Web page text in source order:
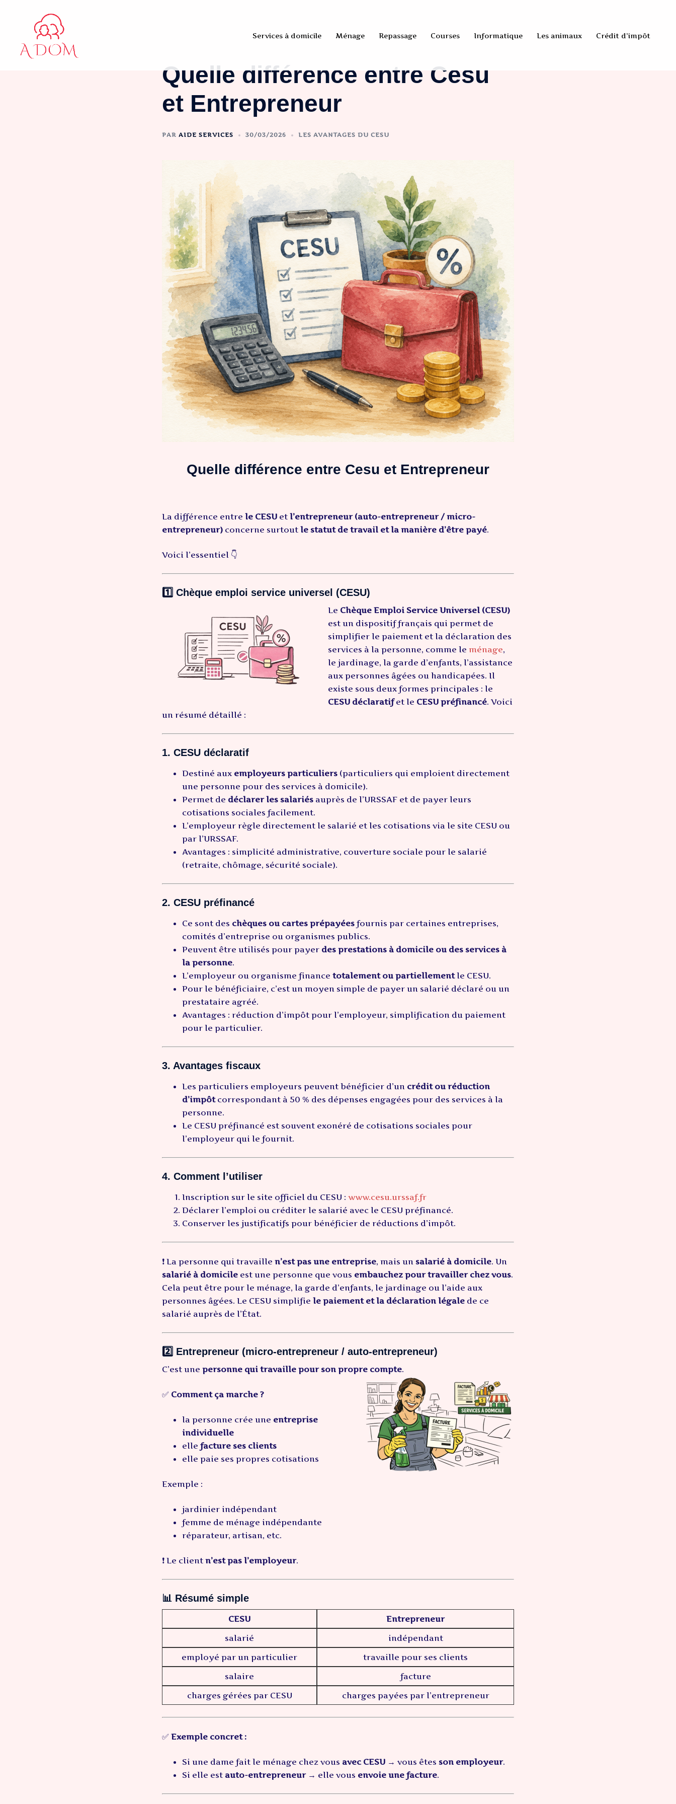
contenu
Services à domicile Ménage Repassage Courses Informatique Les animaux Crédit d’impôt
Quelle différence entre Cesu
et Entrepreneur
PAR AIDE SERVICES 30/03/2026 LES AVANTAGES DU CESU
Quelle différence entre Cesu et Entrepreneur
La différence entre le CESU et l’entrepreneur (auto-entrepreneur / micro-
entrepreneur) concerne surtout le statut de travail et la manière d’être payé.
Voici l’essentiel 👇
1️⃣ Chèque emploi service universel (CESU)
Le Chèque Emploi Service Universel (CESU)
est un dispositif français qui permet de
simplifier le paiement et la déclaration des
services à la personne, comme le ménage,
le jardinage, la garde d’enfants, l’assistance
aux personnes âgées ou handicapées. Il
existe sous deux formes principales : le
CESU déclaratifet le CESU préfinancé. Voici
un résumé détaillé :
1. CESU déclaratif
Destiné aux employeurs particuliers (particuliers qui emploient directement
une personne pour des services à domicile).
Permet de déclarer les salariés auprès de l’URSSAF et de payer leurs
cotisations sociales facilement.
L’employeur règle directement le salarié et les cotisations via le site CESU ou
par l’URSSAF.
Avantages : simplicité administrative, couverture sociale pour le salarié
(retraite, chômage, sécurité sociale).
2. CESU préfinancé
Ce sont des chèques ou cartes prépayées fournis par certaines entreprises,
comités d’entreprise ou organismes publics.
Peuvent être utilisés pour payer des prestations à domicile ou des services à
la personne.
L’employeur ou organisme finance totalement ou partiellementle CESU.
Pour le bénéficiaire, c’est un moyen simple de payer un salarié déclaré ou un
prestataire agréé.
Avantages : réduction d’impôt pour l’employeur, simplification du paiement
pour le particulier.
3. Avantages fiscaux
Les particuliers employeurs peuvent bénéficier d’un crédit ou réduction
d’impôtcorrespondant à 50 % des dépenses engagées pour des services à la
personne.
Le CESU préfinancé est souvent exonéré de cotisations sociales pour
l’employeur qui le fournit.
4. Comment l’utiliser
Inscription sur le site officiel du CESU : www.cesu.urssaf.fr
Déclarer l’emploi ou créditer le salarié avec le CESU préfinancé.
Conserver les justificatifs pour bénéficier de réductions d’impôt.
❗ La personne qui travaille n’est pas une entreprise, mais un salarié à domicile. Un
salarié à domicile est une personne que vous embauchez pour travailler chez vous.
Cela peut être pour le ménage, la garde d’enfants, le jardinage ou l’aide aux
personnes âgées. Le CESU simplifie le paiement et la déclaration légale de ce
salarié auprès de l’État.
2️⃣ Entrepreneur (micro-entrepreneur / auto-entrepreneur)
C’est une personne qui travaille pour son propre compte.
✅ Comment ça marche ?
la personne crée une entreprise
individuelle
elle facture ses clients
elle paie ses propres cotisations
Exemple :
jardinier indépendant
femme de ménage indépendante
réparateur, artisan, etc.
❗ Le client n’est pas l’employeur.
📊 Résumé simple
CESU
Entrepreneur
salarié
indépendant
employé par un particulier
travaille pour ses clients
salaire
facture
charges gérées par CESU
charges payées par l’entrepreneur
✅ Exemple concret :
Si une dame fait le ménage chez vous avec CESU → vous êtes son employeur.
Si elle est auto-entrepreneur→ elle vous envoie une facture.